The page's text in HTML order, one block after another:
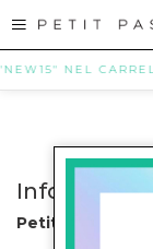
NEL
Info
Petit Pasha